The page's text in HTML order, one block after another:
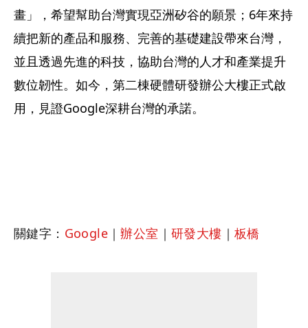
畫」，希望幫助台灣實現亞洲矽谷的願景；6年來持
續把新的產品和服務、完善的基礎建設帶來台灣，
並且透過先進的科技，協助台灣的人才和產業提升
數位韌性。如今，第二棟硬體研發辦公大樓正式啟
用，見證Google深耕台灣的承諾。
關鍵字： Google ｜辦公室 ｜研發大樓 ｜板橋